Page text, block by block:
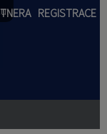
REGISTRACE